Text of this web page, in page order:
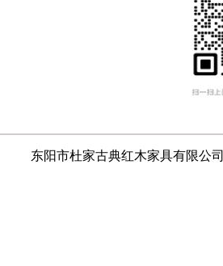
东阳市杜家古典红木家具有限公